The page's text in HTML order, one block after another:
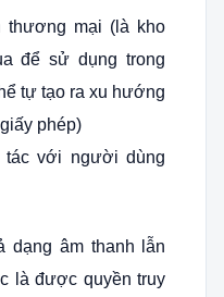
thương mại (là kho
để sử dụng trong
tự tạo ra xu hướng
phép)
với người dùng
dạng âm thanh lẫn
là được quyền truy